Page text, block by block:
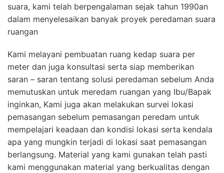
suara, kami telah berpengalaman sejak tahun 1990an
dalam menyelesaikan banyak proyek peredaman suara
ruangan
Kami melayani pembuatan ruang kedap suara per
meter dan juga konsultasi serta siap memberikan
saran – saran tentang solusi peredaman sebelum Anda
memutuskan untuk meredam ruangan yang Ibu/Bapak
inginkan, Kami juga akan melakukan survei lokasi
pemasangan sebelum pemasangan peredam untuk
mempelajari keadaan dan kondisi lokasi serta kendala
apa yang mungkin terjadi di lokasi saat pemasangan
berlangsung. Material yang kami gunakan telah pasti
kami menggunakan material yang berkualitas dengan